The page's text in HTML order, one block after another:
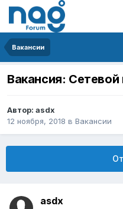
Вакансии
Вакансия:
Автор: asdx
12 ноября, 2018 в Вакансии
asdx